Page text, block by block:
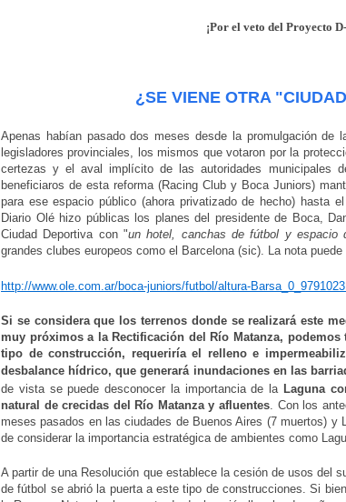
¡Por el veto del Proyecto
¿SE VIENE OTRA
Apenas habían pasado dos meses desde la promulgación de
legisladores provinciales, los mismos que votaron por la
certezas y el aval implícito de las autoridades municipales
beneficiaros de esta reforma (Racing Club y Boca Juniors)
para ese espacio público (ahora privatizado de hecho) hasta
Diario Olé hizo públicas los planes del presidente de Boca,
Ciudad Deportiva con "un hotel, canchas de fútbol y espacio
grandes clubes europeos como el Barcelona (sic). La nota
http://www.ole.com.ar/boca-juniors/futbol/altura-
Si se considera que los terrenos donde se realizará este
muy próximos a la Rectificación del Río Matanza,
tipo de construcción, requeriría el relleno e
desbalance hídrico, que generará inundaciones en las
de vista se puede desconocer la importancia de la Laguna
natural de crecidas del Río Matanza y afluentes. Con los
meses pasados en las ciudades de Buenos Aires (7 muertos) y
de considerar la importancia estratégica de ambientes como
A partir de una Resolución que establece la cesión de usos del
de fútbol se abrió la puerta a este tipo de construcciones. Si